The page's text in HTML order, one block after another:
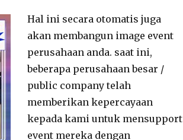
Hal ini secara otomatis juga
akan membangun image event
perusahaan anda. saat ini,
beberapa perusahaan besar /
public company telah
memberikan kepercayaan
kepada kami untuk mensupport
event mereka dengan